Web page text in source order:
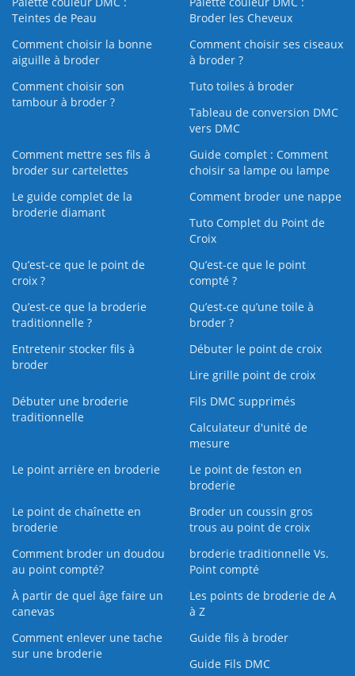
Teintes de Peau
Broder les Cheveux
Comment choisir la bonne
aiguille à broder
Comment choisir ses ciseaux
à broder ?
Comment choisir son
tambour à broder ?
Tuto toiles à broder
Tableau de conversion DMC
vers DMC
Comment mettre ses fils à
broder sur cartelettes
Guide complet : Comment
choisir sa lampe ou lampe
Le guide complet de la
broderie diamant
Comment broder une nappe
Tuto Complet du Point de
Croix
Qu’est-ce que le point de
croix ?
Qu’est-ce que le point
compté ?
Qu’est-ce que la broderie
traditionnelle ?
Qu’est‑ce qu’une toile à
broder ?
Entretenir stocker fils à
broder
Débuter le point de croix
Lire grille point de croix
Débuter une broderie
traditionnelle
Fils DMC supprimés
Calculateur d'unité de
mesure
Le point arrière en broderie
Le point de feston en
broderie
Le point de chaînette en
broderie
Broder un coussin gros
trous au point de croix
Comment broder un doudou
au point compté?
broderie traditionnelle Vs.
Point compté
À partir de quel âge faire un
canevas
Les points de broderie de A
à Z
Comment enlever une tache
sur une broderie
Guide fils à broder
Guide Fils DMC